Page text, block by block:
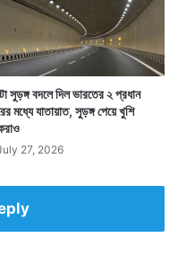
সুড়ঙ্গ বদলে দিল ভারতের ২ প্রধান
মধ্যে যাতায়াত, সুড়ঙ্গ পেয়ে খুশি
27, 2026